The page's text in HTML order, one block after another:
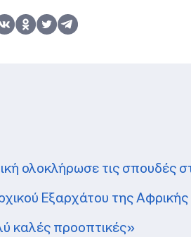
ολοκλήρωσε τις σπουδές
Εξαρχάτου της Αφρικής
καλές προοπτικές»